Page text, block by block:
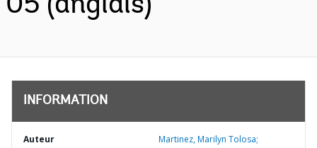
05 (anglais)
INFORMATION
Auteur Martinez, Marilyn Tolosa;